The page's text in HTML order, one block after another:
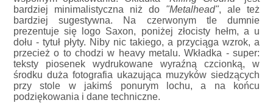
bardziej minimalistyczna niż do "Metalhead", ale też
bardziej sugestywna. Na czerwonym tle dumnie
prezentuje się logo Saxon, poniżej złocisty hełm, a u
dołu - tytuł płyty. Niby nic takiego, a przyciąga wzrok, a
przecież o to chodzi w heavy metalu. Wkładka - super:
teksty piosenek wydrukowane wyraźną czcionką, w
środku duża fotografia ukazująca muzyków siedzących
przy stole w jakimś ponurym lochu, a na końcu
podziękowania i dane techniczne.